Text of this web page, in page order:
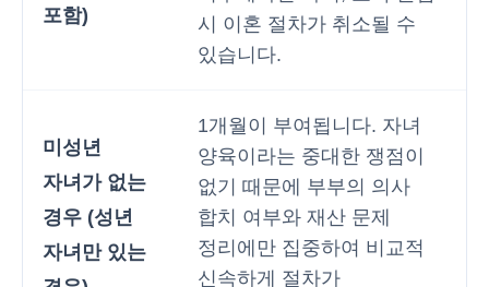
포함)
시 이혼 절차가 취소될 수
있습니다.
미성년
자녀가 없는
경우 (성년
자녀만 있는
1개월이 부여됩니다. 자녀
양육이라는 중대한 쟁점이
없기 때문에 부부의 의사
합치 여부와 재산 문제
정리에만 집중하여 비교적
신속하게 절차가